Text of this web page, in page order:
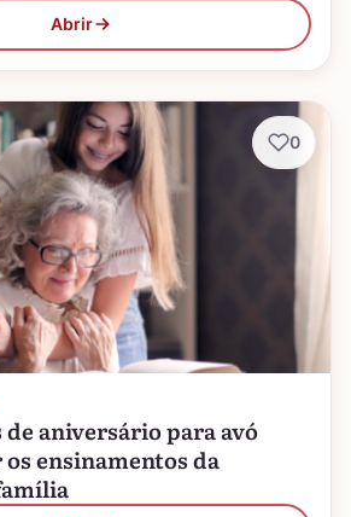
Abrir
de aniversário para avó
ensinamentos da
0